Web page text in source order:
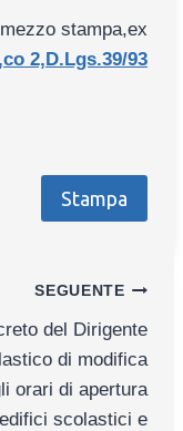
stampa,ex
2,D.Lgs.39/93
Stampa
SEGUENTE
del Dirigente
di modifica
orari di apertura
scolastici e